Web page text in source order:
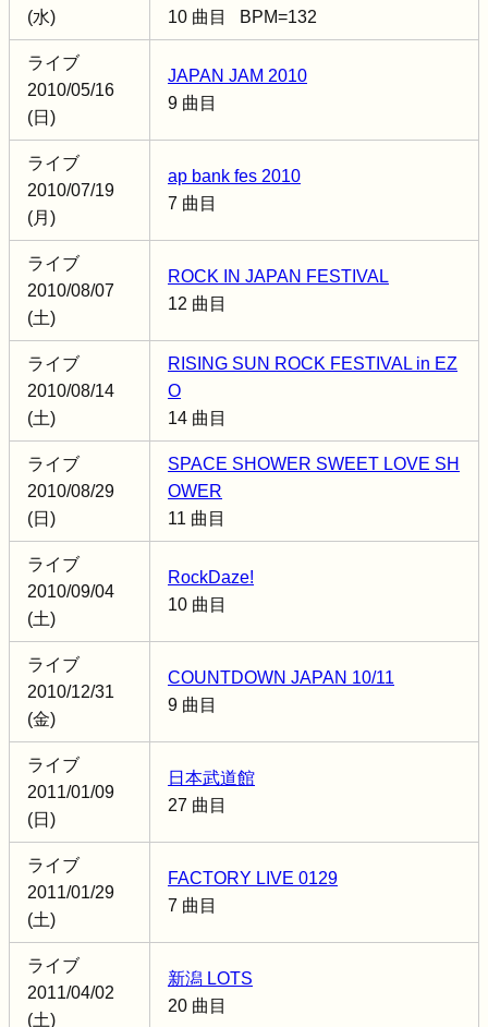
(水)
10 曲目 BPM=132
ライブ
2010/05/16
(日)
JAPAN JAM 2010
9 曲目
ライブ
2010/07/19
(月)
ap bank fes 2010
7 曲目
ライブ
2010/08/07
(土)
ROCK IN JAPAN FESTIVAL
12 曲目
ライブ
2010/08/14
(土)
RISING SUN ROCK FESTIVAL in EZ
O
14 曲目
ライブ
2010/08/29
(日)
SPACE SHOWER SWEET LOVE SH
OWER
11 曲目
ライブ
2010/09/04
(土)
RockDaze!
10 曲目
ライブ
2010/12/31
(金)
COUNTDOWN JAPAN 10/11
9 曲目
ライブ
2011/01/09
(日)
日本武道館
27 曲目
ライブ
2011/01/29
(土)
FACTORY LIVE 0129
7 曲目
ライブ
2011/04/02
(土)
新潟 LOTS
20 曲目